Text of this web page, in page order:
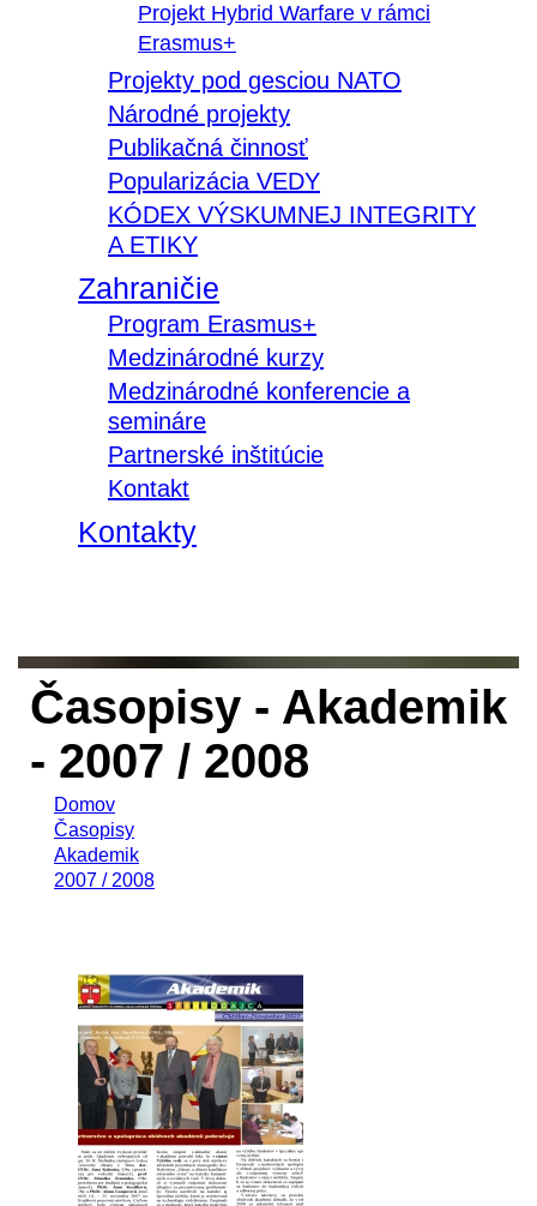
Projekt Hybrid Warfare v rámci
Erasmus+
Projekty pod gesciou NATO
Národné projekty
Publikačná činnosť
Popularizácia VEDY
KÓDEX VÝSKUMNEJ INTEGRITY
A ETIKY
Zahraničie
Program Erasmus+
Medzinárodné kurzy
Medzinárodné konferencie a
semináre
Partnerské inštitúcie
Kontakt
Kontakty
Časopisy - Akademik
- 2007 / 2008
Domov
Časopisy
Akademik
2007 / 2008